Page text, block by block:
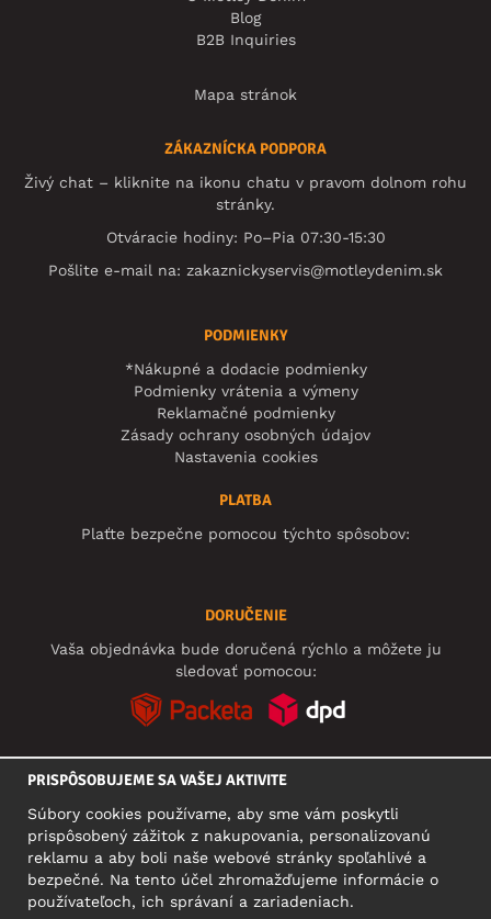
Blog
B2B Inquiries
Mapa stránok
ZÁKAZNÍCKA PODPORA
Živý chat – kliknite na ikonu chatu v pravom dolnom rohu
stránky.
Otváracie hodiny: Po–Pia 07:30-15:30
Pošlite e-mail na: zakaznickyservis@motleydenim.sk
PODMIENKY
*Nákupné a dodacie podmienky
Podmienky vrátenia a výmeny
Reklamačné podmienky
Zásady ochrany osobných údajov
Nastavenia cookies
PLATBA
Plaťte bezpečne pomocou týchto spôsobov:
DORUČENIE
Vaša objednávka bude doručená rýchlo a môžete ju
sledovať pomocou:
SÍDLO
PRISPÔSOBUJEME SA VAŠEJ AKTIVITE
Súbory cookies používame, aby sme vám poskytli
prispôsobený zážitok z nakupovania, personalizovanú
reklamu a aby boli naše webové stránky spoľahlivé a
bezpečné. Na tento účel zhromažďujeme informácie o
používateľoch, ich správaní a zariadeniach.